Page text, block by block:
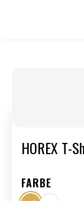
HOREX T-
FARBE